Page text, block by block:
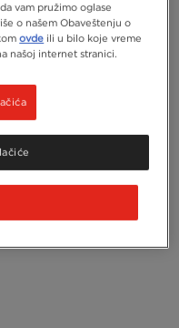
vam pružimo oglase
o našem Obaveštenju o
ovde ili u bilo koje vreme
našoj internet stranici.